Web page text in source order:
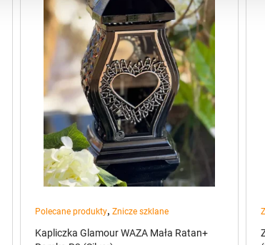
Polecane produkty, Znicze szklane
Kapliczka Glamour WAZA Mała Ratan+